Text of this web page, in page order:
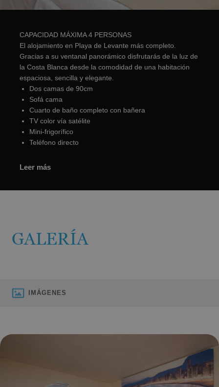
CAPACIDAD MÁXIMA 4 PERSONAS
El alojamiento en Playa de Levante más completo.
Gracias a su ventanal panorámico disfrutarás de la luz de
la Costa Blanca desde la comodidad de una habitación
espaciosa, sencilla y elegante.
Dos camas de 90cm
Sofá cama
Cuarto de baño completo con bañera
TV color vía satélite
Mini-frigorífico
Teléfono directo
Leer más
GALERÍA
IMÁGENES